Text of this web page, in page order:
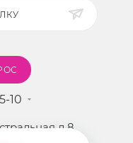
10
д.8